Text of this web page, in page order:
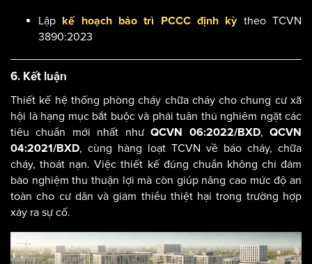
Lập kế hoạch bảo trì PCCC định kỳtheo TCVN
3890:2023
6. Kết luận
Thiết kế hệ thống phòng cháy chữa cháy cho chung cư xã
hội là hạng mục bắt buộc và phải tuân thủ nghiêm ngặt các
tiêu chuẩn mới nhất nhưQCVN 06:2022/BXD,QCVN
04:2021/BXD, cùng hàng loạt TCVN về báo cháy, chữa
cháy, thoát nạn. Việc thiết kế đúng chuẩn không chỉ đảm
bảo nghiệm thu thuận lợi mà còn giúp nâng cao mức độ an
toàn cho cư dân và giảm thiểu thiệt hại trong trường hợp
xảy ra sự cố.